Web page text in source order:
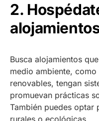
2.
Busca alojamientos
medio ambiente,
renovables, tengan
promuevan prácticas
También puedes optar